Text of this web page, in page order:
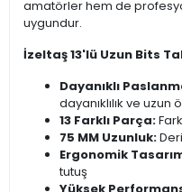
amatörler hem de
uygundur.
İzeltaş 13'lü Uzun Bits
Dayanıklı
dayanıklılık ve uzun
13 Farklı Parça:
75 MM Uzunluk:
Ergonomik
tutuş